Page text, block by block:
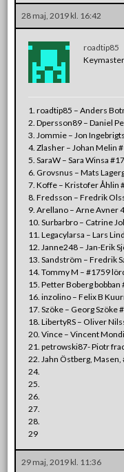
28 maj, 2019 kl. 16:42
roadtip85
Keymaster
1. roadtip85 – Anders
2. Dpersson89 – Daniel
3. Jommie – Jon
4. Zlasher – Johan Melin
5. SaraW – Sara Winsa
6. Grovsnus – Mats
7. Koffe – Kristofer Åhlin
8. Fredsson – Fredrik
9. Arellano – Arne Avner
10. Surbarbro – Catrine
11. Legacylarsa – Lars
12. Janne248 – Jan-Erik
13. Sandström – Fredrik
14. Tommy M – #1759
15. Petter Boberg
16. inzolino – Felix B
17. Szöke – Georg Szöke
18. LibertyRS – Oliver
20. Vince – Vincent
21. petrowski87- Piotr
22. Jahn Östberg,
24.
25.
26.
27.
28.
29
29 maj, 2019 kl. 11:36